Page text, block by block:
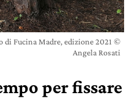
di Fucina Madre, edizione 2021 ©
Angela Rosati
per fissare